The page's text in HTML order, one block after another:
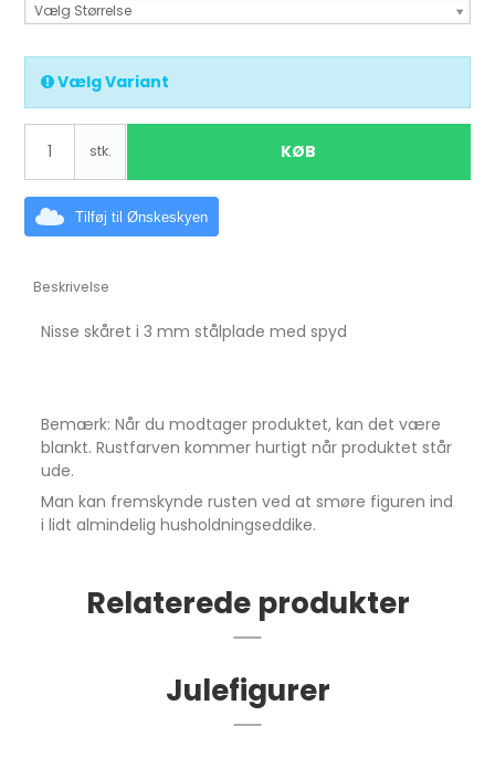
Vælg Størrelse
Vælg Variant
stk. KØB
Tilføj til Ønskeskyen
Beskrivelse
Nisse skåret i 3 mm stålplade med spyd
Bemærk: Når du modtager produktet, kan det være
blankt. Rustfarven kommer hurtigt når produktet står
ude.
Man kan fremskynde rusten ved at smøre figuren ind
i lidt almindelig husholdningseddike.
Relaterede produkter
Julefigurer